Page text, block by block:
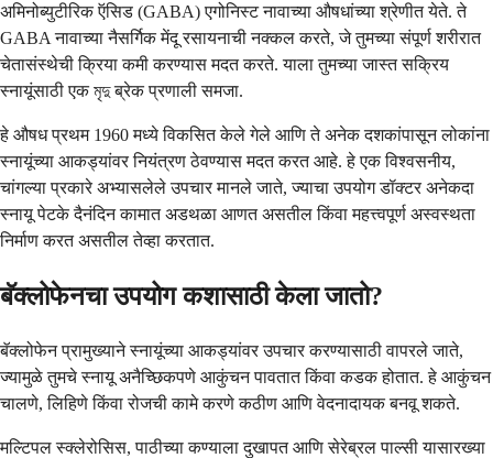
अमिनोब्युटीरिक ऍसिड (GABA) एगोनिस्ट नावाच्या औषधांच्या श्रेणीत येते. ते
GABA नावाच्या नैसर्गिक मेंदू रसायनाची नक्कल करते, जे तुमच्या संपूर्ण शरीरात
चेतासंस्थेची क्रिया कमी करण्यास मदत करते. याला तुमच्या जास्त सक्रिय
स्नायूंसाठी एक মৃদু ब्रेक प्रणाली समजा.
हे औषध प्रथम 1960 मध्ये विकसित केले गेले आणि ते अनेक दशकांपासून लोकांना
स्नायूंच्या आकड्यांवर नियंत्रण ठेवण्यास मदत करत आहे. हे एक विश्वसनीय,
चांगल्या प्रकारे अभ्यासलेले उपचार मानले जाते, ज्याचा उपयोग डॉक्टर अनेकदा
स्नायू पेटके दैनंदिन कामात अडथळा आणत असतील किंवा महत्त्वपूर्ण अस्वस्थता
निर्माण करत असतील तेव्हा करतात.
बॅक्लोफेनचा उपयोग कशासाठी केला जातो?
बॅक्लोफेन प्रामुख्याने स्नायूंच्या आकड्यांवर उपचार करण्यासाठी वापरले जाते,
ज्यामुळे तुमचे स्नायू अनैच्छिकपणे आकुंचन पावतात किंवा कडक होतात. हे आकुंचन
चालणे, लिहिणे किंवा रोजची कामे करणे कठीण आणि वेदनादायक बनवू शकते.
मल्टिपल स्क्लेरोसिस, पाठीच्या कण्याला दुखापत आणि सेरेब्रल पाल्सी यासारख्या